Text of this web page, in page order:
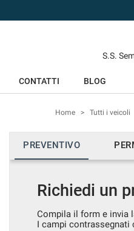
S.S.
CONTATTI BLOG
Home > Tutti i veicoli
PREVENTIVO
Richiedi un
Compila il form e invia
I campi